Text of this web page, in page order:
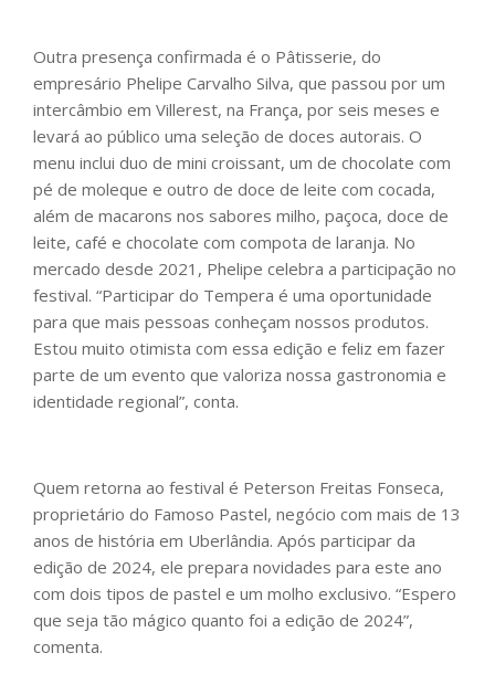
Outra presença confirmada é o Pâtisserie, do
empresário Phelipe Carvalho Silva, que passou por um
intercâmbio em Villerest, na França, por seis meses e
levará ao público uma seleção de doces autorais. O
menu inclui duo de mini croissant, um de chocolate com
pé de moleque e outro de doce de leite com cocada,
além de macarons nos sabores milho, paçoca, doce de
leite, café e chocolate com compota de laranja. No
mercado desde 2021, Phelipe celebra a participação no
festival. “Participar do Tempera é uma oportunidade
para que mais pessoas conheçam nossos produtos.
Estou muito otimista com essa edição e feliz em fazer
parte de um evento que valoriza nossa gastronomia e
identidade regional”, conta.
Quem retorna ao festival é Peterson Freitas Fonseca,
proprietário do Famoso Pastel, negócio com mais de 13
anos de história em Uberlândia. Após participar da
edição de 2024, ele prepara novidades para este ano
com dois tipos de pastel e um molho exclusivo. “Espero
que seja tão mágico quanto foi a edição de 2024”,
comenta.